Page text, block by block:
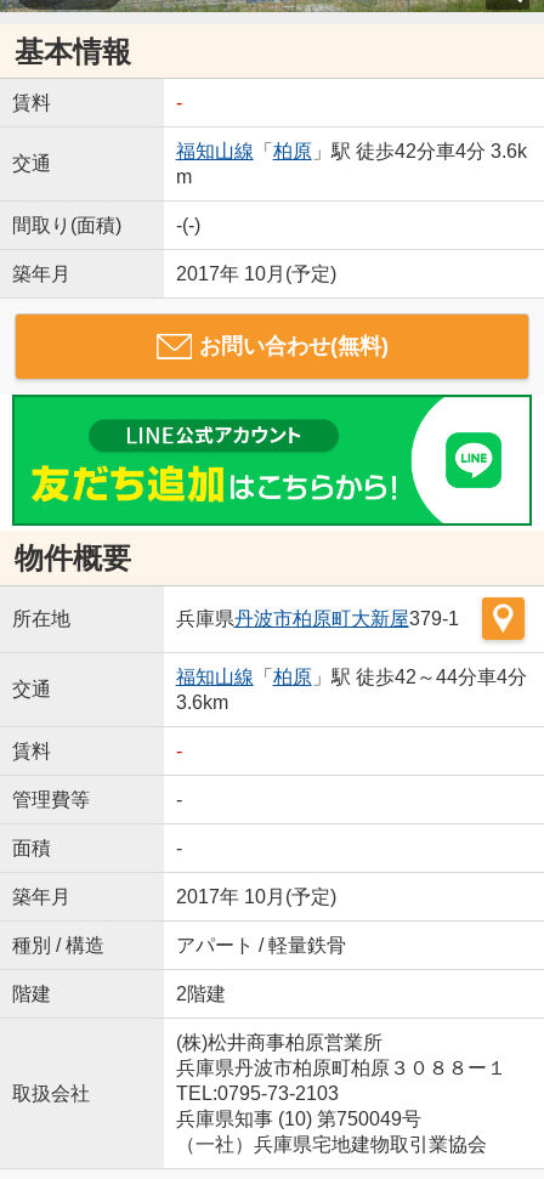
基本情報
賃料 -
交通
福知山線 「 柏原」駅 徒歩42分車4分 3.6k
m
間取り(面積) -(-)
築年月 2017年 10月(予定)
お問い合わせ(無料)
物件概要
所在地 兵庫県丹波市柏原町大新屋379-1
交通
福知山線 「 柏原」駅 徒歩42～44分車4分
3.6km
賃料 -
管理費等 -
面積 -
築年月 2017年 10月(予定)
種別 / 構造 アパート / 軽量鉄骨
階建 2階建
取扱会社
(株)松井商事柏原営業所
兵庫県丹波市柏原町柏原３０８８ー１
TEL:0795-73-2103
兵庫県知事 (10) 第750049号
（一社）兵庫県宅地建物取引業協会